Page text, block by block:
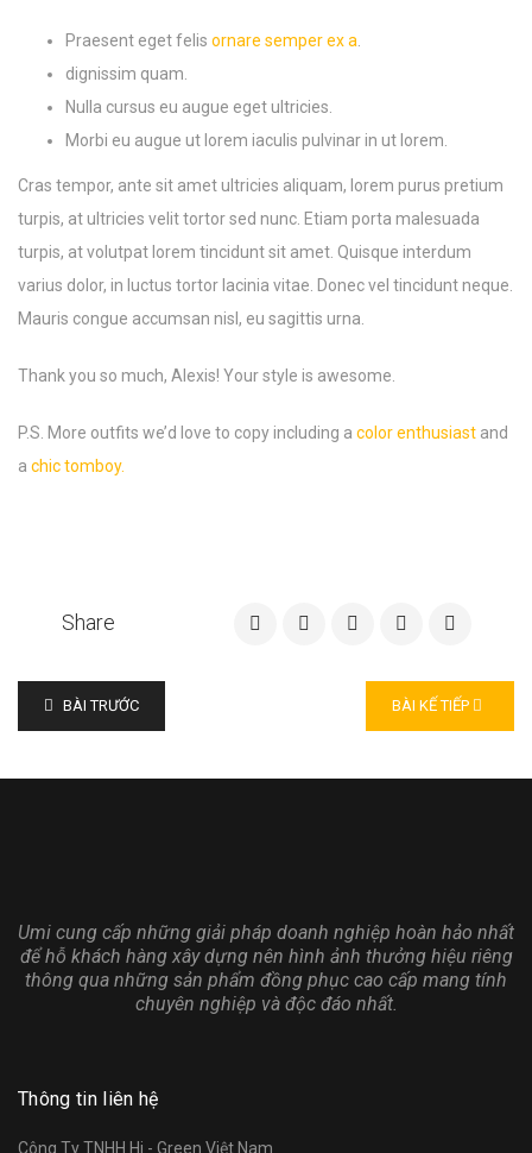
Praesent eget felis ornare semper ex a
dignissim quam.
Nulla cursus eu augue eget ultricies.
Morbi eu augue ut lorem iaculis pulvinar in ut lorem.
Cras tempor, ante sit amet ultricies aliquam, lorem purus pretium
turpis, at ultricies velit tortor sed nunc. Etiam porta malesuada
turpis, at volutpat lorem tincidunt sit amet. Quisque interdum
varius dolor, in luctus tortor lacinia vitae. Donec vel tincidunt neque.
Mauris congue accumsan nisl, eu sagittis urna.
Thank you so much, Alexis! Your style is awesome.
P.S. More outfits we’d love to copy including a color enthusiast and
a chic tomboy.
Share
BÀI TRƯỚC BÀI KẾ TIẾP
Umi cung cấp những giải pháp doanh nghiệp hoàn hảo nhất
để hỗ khách hàng xây dựng nên hình ảnh thưởng hiệu riêng
thông qua những sản phẩm đồng phục cao cấp mang tính
chuyên nghiệp và độc đáo nhất.
Thông tin liên hệ
Công Ty TNHH Hi - Green Việt Nam